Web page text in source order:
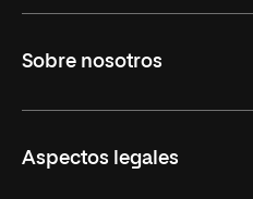
Derecho
Empresa
Sobre nosotros
Nuestro Equipo
Aspectos legales